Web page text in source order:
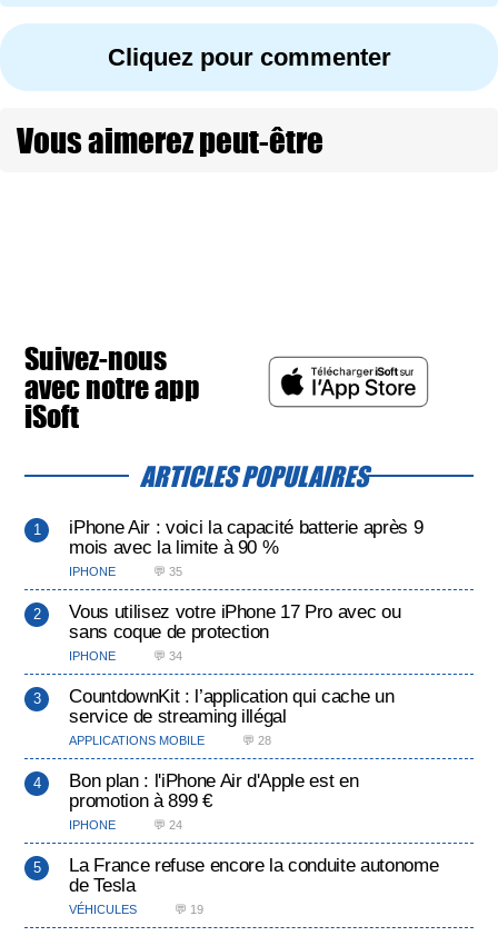
Cliquez pour commenter
Vous aimerez peut-être
Suivez-nous
avec notre app
iSoft
ARTICLES POPULAIRES
iPhone Air : voici la capacité batterie après 9
mois avec la limite à 90 %
IPHONE 💬 35
Vous utilisez votre iPhone 17 Pro avec ou
sans coque de protection
IPHONE 💬 34
CountdownKit : l’application qui cache un
service de streaming illégal
APPLICATIONS MOBILE 💬 28
Bon plan : l'iPhone Air d'Apple est en
promotion à 899 €
IPHONE 💬 24
La France refuse encore la conduite autonome
de Tesla
VÉHICULES 💬 19